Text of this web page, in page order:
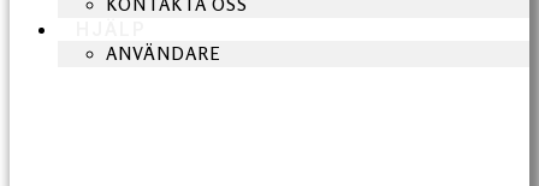
ANVÄNDARE